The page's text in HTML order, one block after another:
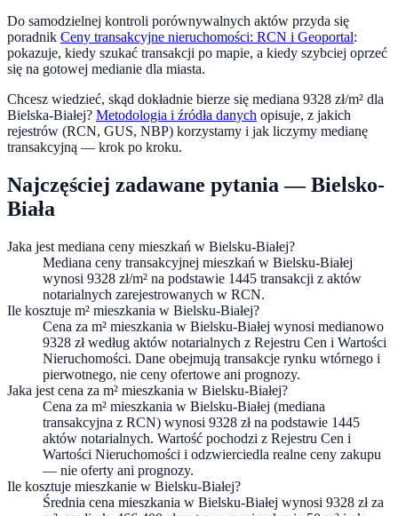
Do samodzielnej kontroli porównywalnych aktów przyda się
poradnik Ceny transakcyjne nieruchomości: RCN i Geoportal:
pokazuje, kiedy szukać transakcji po mapie, a kiedy szybciej oprzeć
się na gotowej medianie dla miasta.
Chcesz wiedzieć, skąd dokładnie bierze się mediana 9328 zł/m² dla
Bielska-Białej? Metodologia i źródła danych opisuje, z jakich
rejestrów (RCN, GUS, NBP) korzystamy i jak liczymy medianę
transakcyjną — krok po kroku.
Najczęściej zadawane pytania —Bielsko-
Biała
Jaka jest mediana ceny mieszkań w Bielsku-Białej?
Mediana ceny transakcyjnej mieszkań w Bielsku-Białej
wynosi 9328 zł/m² na podstawie 1445 transakcji z aktów
notarialnych zarejestrowanych w RCN.
Ile kosztuje m² mieszkania w Bielsku-Białej?
Cena za m² mieszkania w Bielsku-Białej wynosi medianowo
9328 zł według aktów notarialnych z Rejestru Cen i Wartości
Nieruchomości. Dane obejmują transakcje rynku wtórnego i
pierwotnego, nie ceny ofertowe ani prognozy.
Jaka jest cena za m² mieszkania w Bielsku-Białej?
Cena za m² mieszkania w Bielsku-Białej (mediana
transakcyjna z RCN) wynosi 9328 zł na podstawie 1445
aktów notarialnych. Wartość pochodzi z Rejestru Cen i
Wartości Nieruchomości i odzwierciedla realne ceny zakupu
— nie oferty ani prognozy.
Ile kosztuje mieszkanie w Bielsku-Białej?
Średnia cena mieszkania w Bielsku-Białej wynosi 9328 zł za